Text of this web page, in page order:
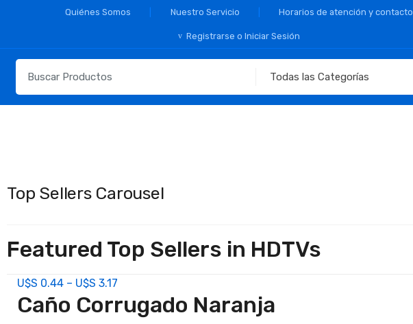
Quiénes Somos Nuestro Servicio Horarios de atención y contacto
Registrarse o Iniciar Sesión
para:
Top Sellers Carousel
Featured Top Sellers in HDTVs
U$S 0.44 – U$S3.17
Caño Corrugado Naranja